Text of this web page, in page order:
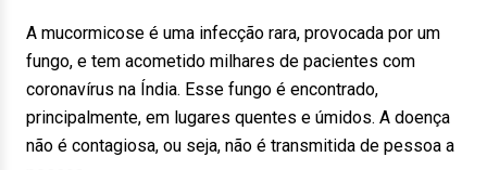
A mucormicose é uma infecção rara, provocada por um
fungo, e tem acometido milhares de pacientes com
coronavírus na Índia. Esse fungo é encontrado,
principalmente, em lugares quentes e úmidos. A doença
não é contagiosa, ou seja, não é transmitida de pessoa a